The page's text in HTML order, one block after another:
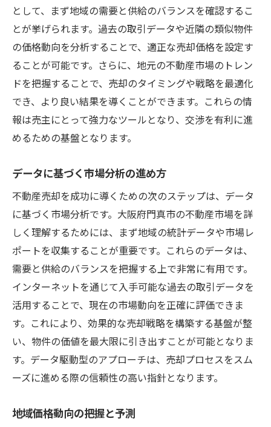
として、まず地域の需要と供給のバランスを確認するこ
とが挙げられます。過去の取引データや近隣の類似物件
の価格動向を分析することで、適正な売却価格を設定す
ることが可能です。さらに、地元の不動産市場のトレン
ドを把握することで、売却のタイミングや戦略を最適化
でき、より良い結果を導くことができます。これらの情
報は売主にとって強力なツールとなり、交渉を有利に進
めるための基盤となります。
データに基づく市場分析の進め方
不動産売却を成功に導くための次のステップは、データ
に基づく市場分析です。大阪府門真市の不動産市場を詳
しく理解するためには、まず地域の統計データや市場レ
ポートを収集することが重要です。これらのデータは、
需要と供給のバランスを把握する上で非常に有用です。
インターネットを通じて入手可能な過去の取引データを
活用することで、現在の市場動向を正確に評価できま
す。これにより、効果的な売却戦略を構築する基盤が整
い、物件の価値を最大限に引き出すことが可能となりま
す。データ駆動型のアプローチは、売却プロセスをスム
ーズに進める際の信頼性の高い指針となります。
地域価格動向の把握と予測